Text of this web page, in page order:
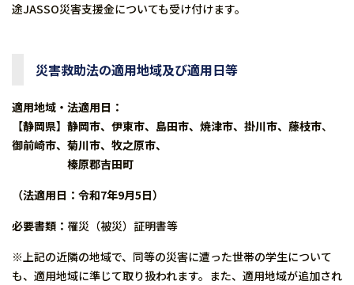
途JASSO災害支援金についても受け付けます。
災害救助法の適用地域及び適用日等
適用地域・法適用日：
【静岡県】 静岡市、伊東市、島田市、焼津市、掛川市、藤枝市、
御前崎市、菊川市、牧之原市、
榛原郡吉田町
（法適用日：令和7年9月5日）
必要書類： 罹災（被災）証明書等
※上記の近隣の地域で、同等の災害に遭った世帯の学生について
も、適用地域に準じて取り扱われます。また、適用地域が追加され